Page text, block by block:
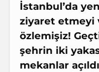
İstanbul’da
ziyaret etmeyi
özlemişiz!
şehrin iki
mekanlar